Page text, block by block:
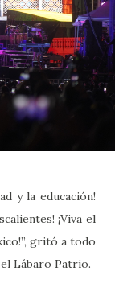
y la educación!
¡Viva el
gritó a todo
Lábaro Patrio.